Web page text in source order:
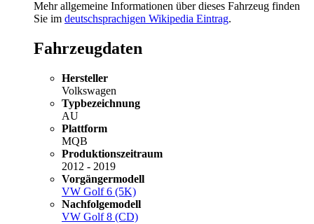
Mehr allgemeine Informationen über dieses Fahrzeug finden
Sie im deutschsprachigen Wikipedia Eintrag.
Fahrzeugdaten
Hersteller
Volkswagen
Typbezeichnung
AU
Plattform
MQB
Produktionszeitraum
2012 - 2019
Vorgängermodell
VW Golf 6 (5K)
Nachfolgemodell
VW Golf 8 (CD)